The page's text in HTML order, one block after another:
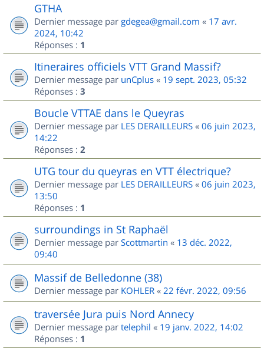
GTHA
Dernier message par gdegea@gmail.com « 17 avr.
2024, 10:42
Réponses : 1
Itineraires officiels VTT Grand Massif?
Dernier message par unCplus « 19 sept. 2023, 05:32
Réponses : 3
Boucle VTTAE dans le Queyras
Dernier message par LES DERAILLEURS « 06 juin 2023,
14:22
Réponses : 2
UTG tour du queyras en VTT électrique?
Dernier message par LES DERAILLEURS « 06 juin 2023,
13:50
Réponses : 1
surroundings in St Raphaël
Dernier message par Scottmartin « 13 déc. 2022,
09:40
Massif de Belledonne (38)
Dernier message par KOHLER « 22 févr. 2022, 09:56
traversée Jura puis Nord Annecy
Dernier message par telephil « 19 janv. 2022, 14:02
Réponses : 1